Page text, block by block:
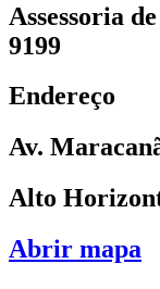
Assessoria
9199
Endereço
Av.
Alto
Abrir mapa